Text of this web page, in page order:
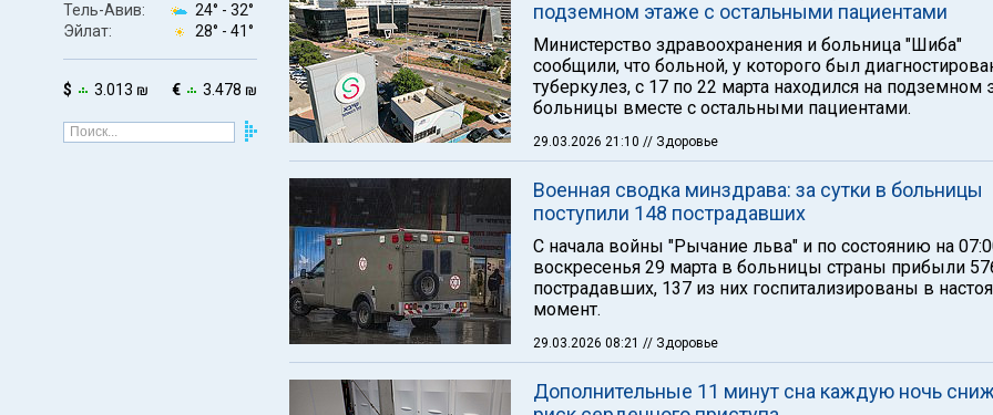
Тель-Авив:
24° - 32°
Эйлат:
28° - 41°
$ 3.013 ₪ € 3.478 ₪
подземном этаже с остальными пациентами
Министерство здравоохранения и больница "Шиба"
сообщили, что больной, у которого был
туберкулез, с 17 по 22 марта находился на подземном
больницы вместе с остальными пациентами.
29.03.2026 21:10 // Здоровье
Военная сводка минздрава: за сутки в больницы
поступили 148 пострадавших
С начала войны "Рычание льва" и по состоянию на
воскресенья 29 марта в больницы страны прибыли
пострадавших, 137 из них госпитализированы в
момент.
29.03.2026 08:21 // Здоровье
Дополнительные 11 минут сна каждую ночь